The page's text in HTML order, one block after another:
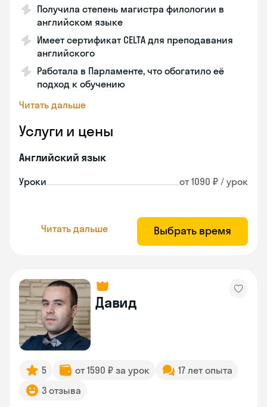
Получила степень магистра филологии в
английском языке
Имеет сертификат CELTA для преподавания
английского
Работала в Парламенте, что обогатило её
подход к обучению
Читать дальше
Услуги и цены
Английский язык
Уроки от 1090 ₽ / урок
Читать дальше Выбрать время
Давид
5 от 1590 ₽ за урок
17 лет опыта
3 отзыва